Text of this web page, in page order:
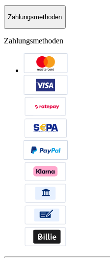
Zahlungsmethoden
Zahlungsmethoden